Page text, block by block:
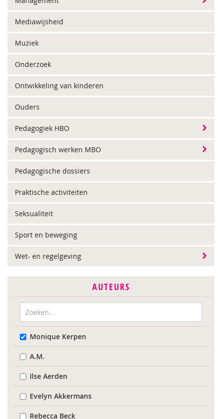
Mediawijsheid
Muziek
Onderzoek
Ontwikkeling van kinderen
Ouders
Pedagogiek HBO
Pedagogisch werken MBO
Pedagogische dossiers
Praktische activiteiten
Seksualiteit
Sport en beweging
Wet- en regelgeving
AUTEURS
Monique Kerpen
A.M.
Ilse Aerden
Evelyn Akkermans
Rebecca Beck